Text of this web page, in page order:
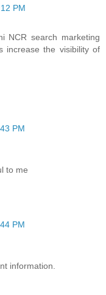
PM
NCR search marketing
increase the visibility of
PM
to me
PM
information.